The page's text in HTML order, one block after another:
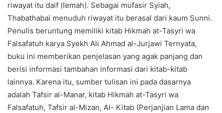
riwayat itu daif (lemah). Sebagai mufasir Syiah,
Thabathabai menuduh riwayat itu berasal dari kaum Sunni.
Penulis beruntung memiliki kitab Hikmah at-Tasyri wa
Falsafatuh karya Syekh Ali Ahmad al-Jurjawi Ternyata,
buku ini memberikan penjelasan yang agak panjang dan
berisi informasi tambahan informasi dari kitab-kitab
lainnya. Karena itu, sumber tulisan ini pada dasarnya
adalah Tafsir al-Manar, kitab Hikmah at-Tasyri wa
Falsafatuh, Tafsir al-Mizan, Al- Kitab (Perjanjian Lama dan